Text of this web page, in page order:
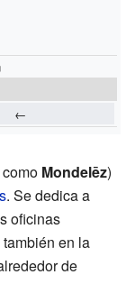
←
Mondelēz)
. Se dedica a
oficinas
también en la
de